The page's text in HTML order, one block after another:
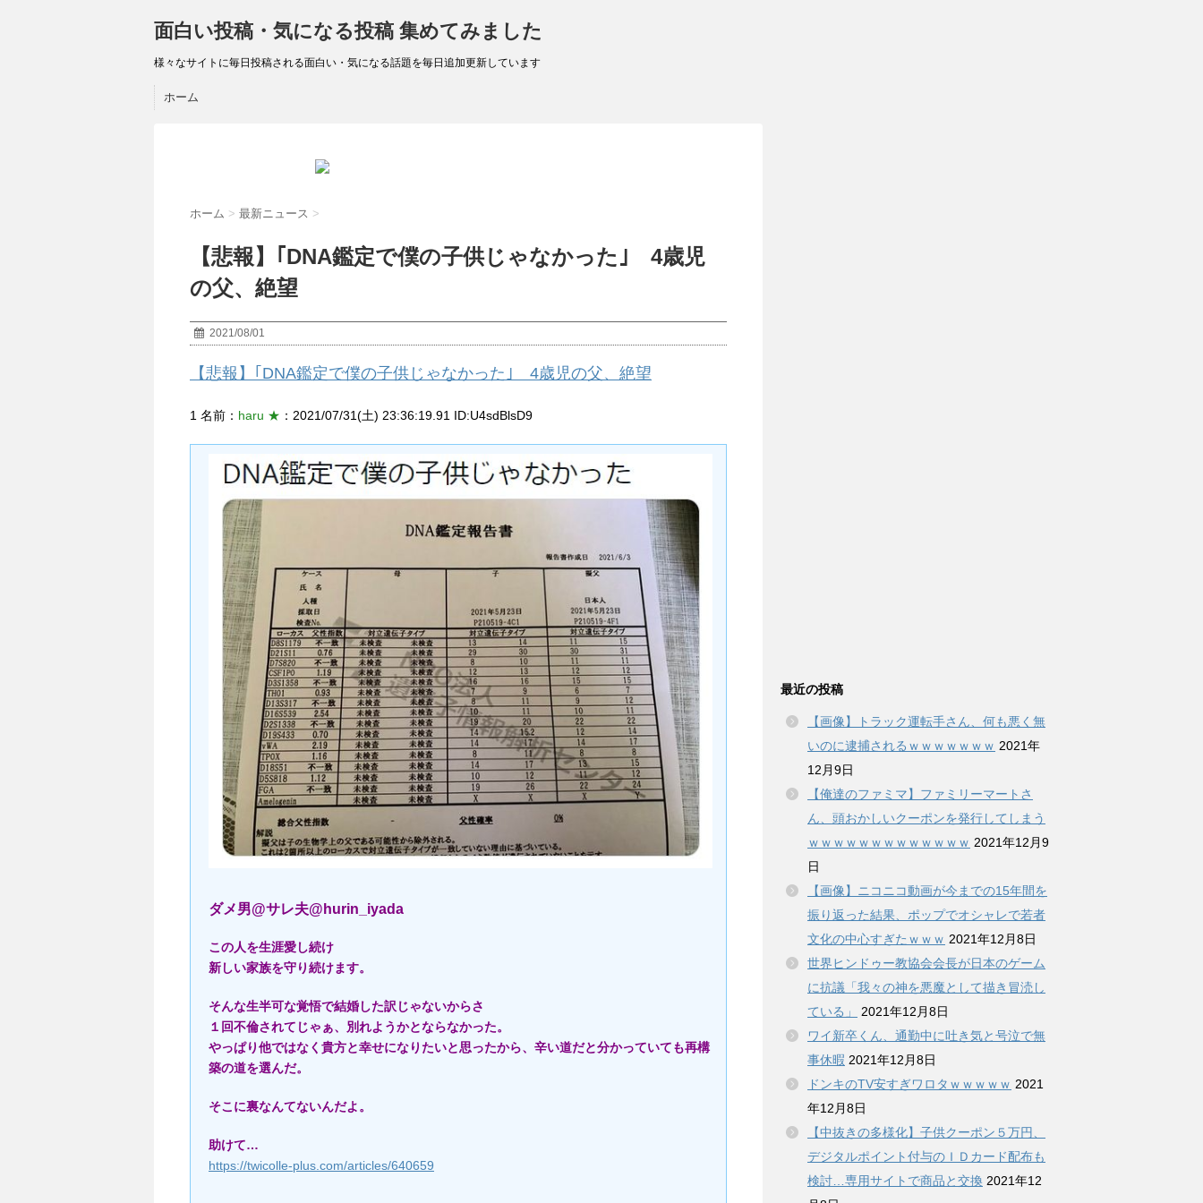
面白い投稿・気になる投稿 集めてみました
様々なサイトに毎日投稿される面白い・気になる話題を毎日追加更新しています
ホーム
ホーム > 最新ニュース >
【悲報】｢DNA鑑定で僕の子供じゃなかった｣ 4歳児
の父、絶望
2021/08/01
【悲報】｢DNA鑑定で僕の子供じゃなかった｣ 4歳児の父、絶望
1 名前： haru ★ ：2021/07/31(土) 23:36:19.91 ID:U4sdBlsD9
ダメ男@サレ夫@hurin_iyada
この人を生涯愛し続け
新しい家族を守り続けます。
そんな生半可な覚悟で結婚した訳じゃないからさ
１回不倫されてじゃぁ、別れようかとならなかった。
やっぱり他ではなく貴方と幸せになりたいと思ったから、辛い道だと分かっていても再構
築の道を選んだ。
そこに裏なんてないんだよ。
助けて…
https://twicolle-plus.com/articles/640659
最近の投稿
【画像】トラック運転手さん、何も悪く無
いのに逮捕されるｗｗｗｗｗｗｗ 2021年
12月9日
【俺達のファミマ】ファミリーマートさ
ん、頭おかしいクーポンを発行してしまう
ｗｗｗｗｗｗｗｗｗｗｗｗｗ 2021年12月9
日
【画像】ニコニコ動画が今までの15年間を
振り返った結果、ポップでオシャレで若者
文化の中心すぎたｗｗｗ 2021年12月8日
世界ヒンドゥー教協会会長が日本のゲーム
に抗議「我々の神を悪魔として描き冒涜し
ている」
2021年12月8日
ワイ新卒くん、通勤中に吐き気と号泣で無
事休暇 2021年12月8日
ドンキのTV安すぎワロタｗｗｗｗｗ 2021
年12月8日
【中抜きの多様化】子供クーポン５万円、
デジタルポイント付与のＩＤカード配布も
検討…専用サイトで商品と交換 2021年12